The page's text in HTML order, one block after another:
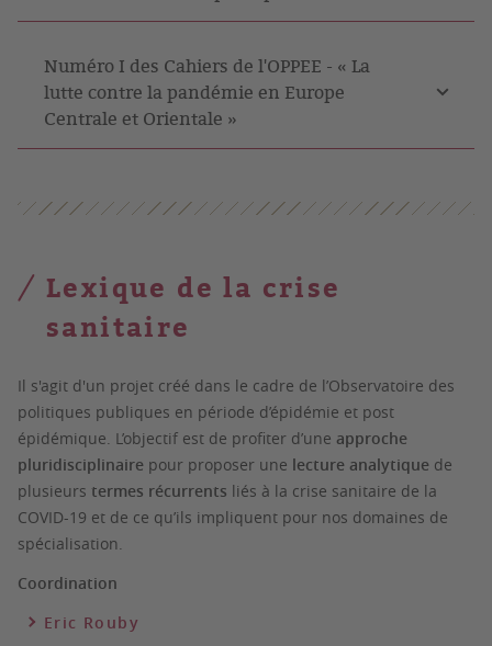
Numéro I des Cahiers de l'OPPEE - « La
lutte contre la pandémie en Europe
Centrale et Orientale »
Lexique de la crise
sanitaire
Il s'agit d'un projet créé dans le cadre de l’Observatoire des
politiques publiques en période d’épidémie et post
épidémique. L’objectif est de profiter d’une approche
pluridisciplinaire pour proposer une lecture analytique de
plusieurs termes récurrents liés à la crise sanitaire de la
COVID-19 et de ce qu’ils impliquent pour nos domaines de
spécialisation.
Coordination
Eric Rouby